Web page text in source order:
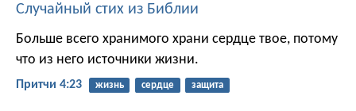
Случайный стих из Библии
Больше всего хранимого храни сердце твое, потому
что из него источники жизни.
Притчи 4:23 жизнь сердце защита